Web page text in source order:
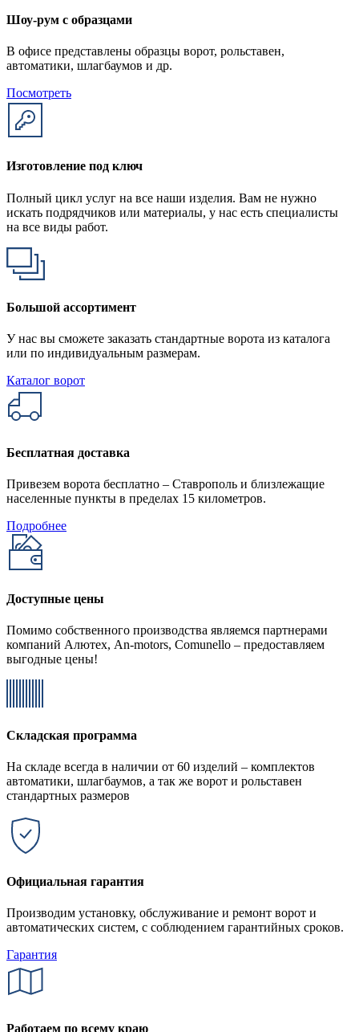
Шоу-рум с образцами
В офисе представлены образцы ворот, рольставен,
автоматики, шлагбаумов и др.
Посмотреть
Изготовление под ключ
Полный цикл услуг на все наши изделия. Вам не нужно
искать подрядчиков или материалы, у нас есть специалисты
на все виды работ.
Большой ассортимент
У нас вы сможете заказать стандартные ворота из каталога
или по индивидуальным размерам.
Каталог ворот
Бесплатная доставка
Привезем ворота бесплатно – Ставрополь и близлежащие
населенные пункты в пределах 15 километров.
Подробнее
Доступные цены
Помимо собственного производства являемся партнерами
компаний Алютех, An-motors, Comunello – предоставляем
выгодные цены!
Складская программа
На складе всегда в наличии от 60 изделий – комплектов
автоматики, шлагбаумов, а так же ворот и рольставен
стандартных размеров
Официальная гарантия
Производим установку, обслуживание и ремонт ворот и
автоматических систем, с соблюдением гарантийных сроков.
Гарантия
Работаем по всему краю